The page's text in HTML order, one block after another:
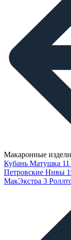
Макаронные
Кубань Матушка 11
Петровские Нивы
МакЭкстра 3